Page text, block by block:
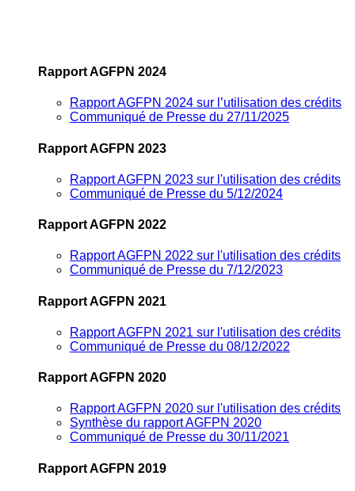
Rapport AGFPN 2024
Rapport AGFPN 2024 sur l’utilisation des crédits
Communiqué de Presse du 27/11/2025
Rapport AGFPN 2023
Rapport AGFPN 2023 sur l'utilisation des crédits
Communiqué de Presse du 5/12/2024
Rapport AGFPN 2022
Rapport AGFPN 2022 sur l'utilisation des crédits
Communiqué de Presse du 7/12/2023
Rapport AGFPN 2021
Rapport AGFPN 2021 sur l'utilisation des crédits
Communiqué de Presse du 08/12/2022
Rapport AGFPN 2020
Rapport AGFPN 2020 sur l'utilisation des crédits
Synthèse du rapport AGFPN 2020
Communiqué de Presse du 30/11/2021
Rapport AGFPN 2019